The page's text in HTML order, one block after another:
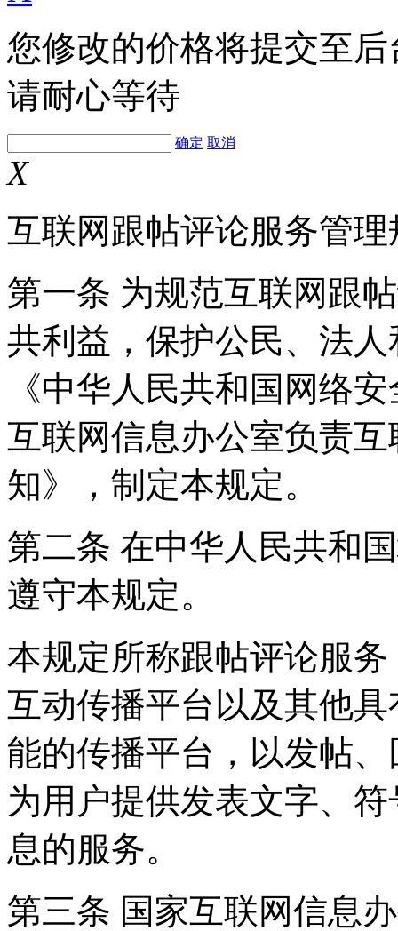
您修改的价格将提交至
请耐心等待
确定 取消
X
互联网跟帖评论服务管理
第一条 为规范互联网跟
共利益，保护公民、法
《中华人民共和国网络
互联网信息办公室负责
知》，制定本规定。
第二条 在中华人民共和
遵守本规定。
本规定所称跟帖评论服
互动传播平台以及其他
能的传播平台，以发帖
为用户提供发表文字、
息的服务。
第三条 国家互联网信息